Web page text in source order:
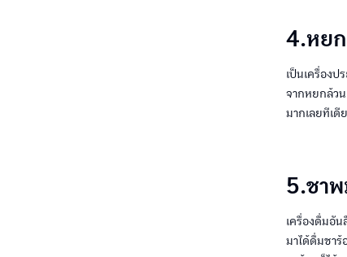
4.หยก
เป็นเครื่อง
จากหยกล้วน
มากเลยทีเดี
5.ชาพ
เครื่องดื่มอั
มาได้ดื่มชา